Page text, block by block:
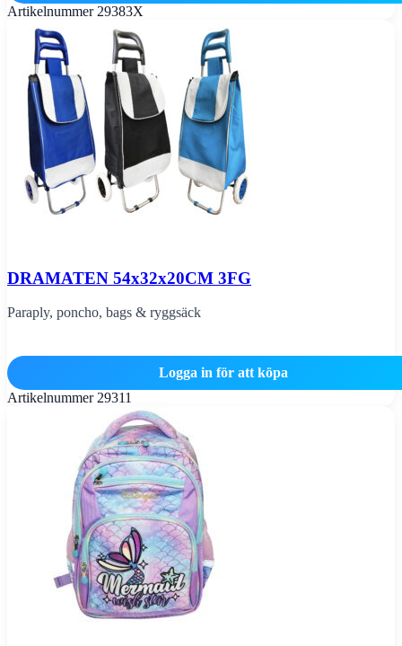
Artikelnummer 29383X
DRAMATEN 54x32x20CM 3FG
Paraply, poncho, bags & ryggsäck
Logga in för att köpa
Artikelnummer 29311